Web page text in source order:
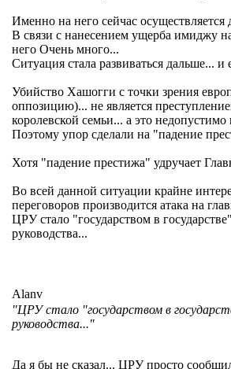
Именно на него сейчас осуществляется
В связи с нанесением ущерба имиджу
него Очень много...
Ситуация стала развиваться дальше... и
Убийство Хашогги с точки зрения
оппозицию)... не является
королевской семьи... а это недопустимо
Поэтому упор сделали на "падение
Хотя "падение престижа" удручает
Во всей данной ситуации крайне
переговоров производится атака на
ЦРУ стало "государством в
руководства...
Alanv
"ЦРУ стало "государством в
руководства..."
Да я бы не сказал... ЦРУ просто